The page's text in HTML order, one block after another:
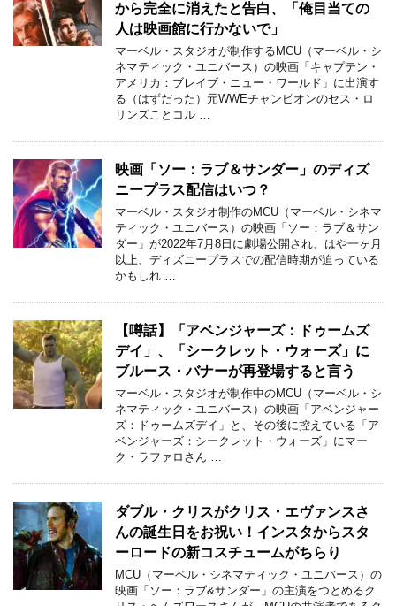
から完全に消えたと告白、「俺目当ての
人は映画館に行かないで」
マーベル・スタジオが制作するMCU（マーベル・シ
ネマティック・ユニバース）の映画「キャプテン・
アメリカ：ブレイブ・ニュー・ワールド」に出演す
る（はずだった）元WWEチャンピオンのセス・ロ
リンズことコル …
映画「ソー：ラブ＆サンダー」のディズ
ニープラス配信はいつ？
マーベル・スタジオ制作のMCU（マーベル・シネマ
ティック・ユニバース）の映画「ソー：ラブ＆サン
ダー」が2022年7月8日に劇場公開され、はや一ヶ月
以上、ディズニープラスでの配信時期が迫っている
かもしれ …
【噂話】「アベンジャーズ：ドゥームズ
デイ」、「シークレット・ウォーズ」に
ブルース・バナーが再登場すると言う
マーベル・スタジオが制作中のMCU（マーベル・シ
ネマティック・ユニバース）の映画「アベンジャー
ズ：ドゥームズデイ」と、その後に控えている「ア
ベンジャーズ：シークレット・ウォーズ」にマー
ク・ラファロさん …
ダブル・クリスがクリス・エヴァンスさ
んの誕生日をお祝い！インスタからスタ
ーロードの新コスチュームがちらり
MCU（マーベル・シネマティック・ユニバース）の
映画「ソー：ラブ&サンダー」の主演をつとめるク